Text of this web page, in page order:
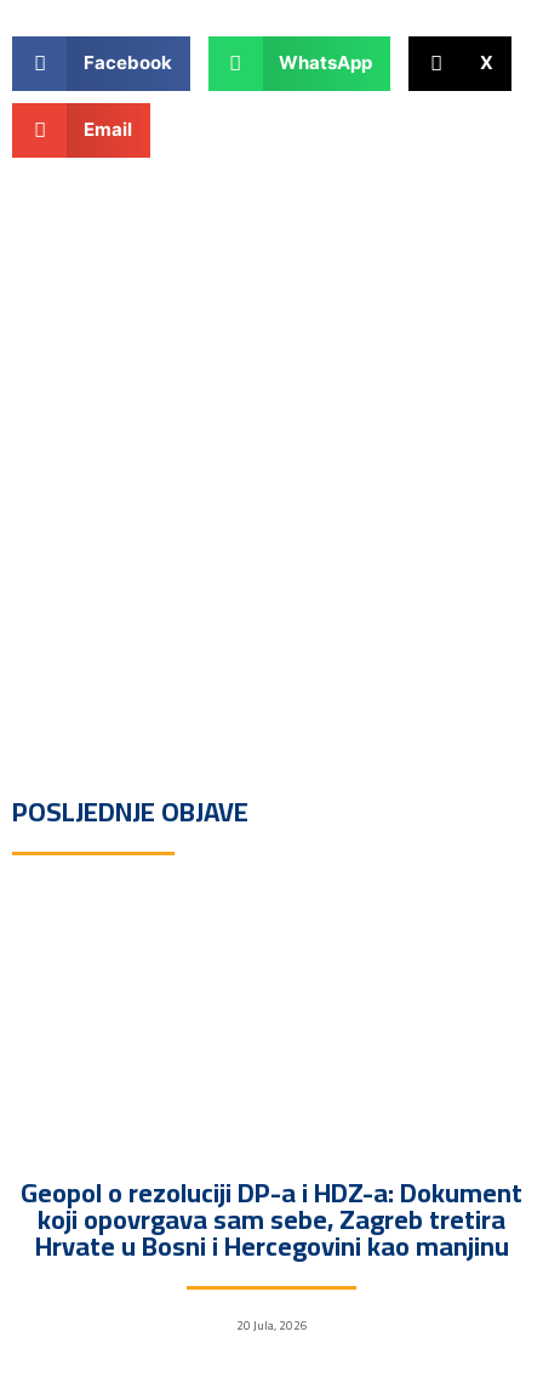
Facebook WhatsApp X
Email
POSLJEDNJE OBJAVE
Geopol o rezoluciji DP-a i HDZ-a: Dokument
koji opovrgava sam sebe, Zagreb tretira
Hrvate u Bosni i Hercegovini kao manjinu
20 Jula, 2026